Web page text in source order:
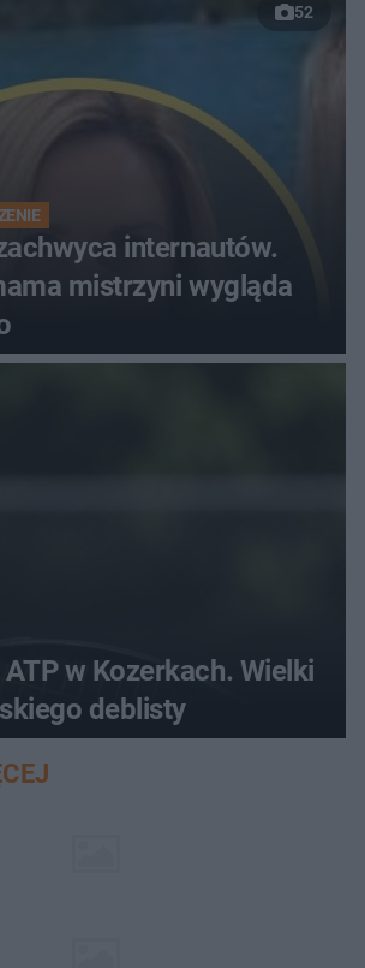
52
internautów.
mistrzyni wygląda
w Kozerkach. Wielki
deblisty